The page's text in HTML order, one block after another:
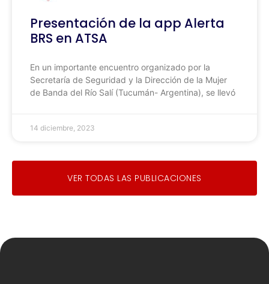
Presentación de la app Alerta
BRS en ATSA
En un importante encuentro organizado por la
Secretaría de Seguridad y la Dirección de la Mujer
de Banda del Río Salí (Tucumán- Argentina), se llevó
14 diciembre, 2023
VER TODAS LAS PUBLICACIONES